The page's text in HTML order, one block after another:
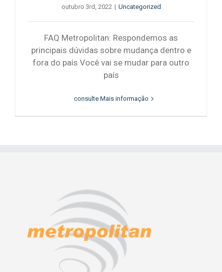
outubro 3rd, 2022 | Uncategorized
FAQ Metropolitan: Respondemos as
principais dúvidas sobre mudança dentro e
fora do país Você vai se mudar para outro
país
consulte Mais informação